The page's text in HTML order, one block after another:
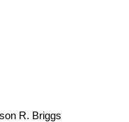
R. Briggs